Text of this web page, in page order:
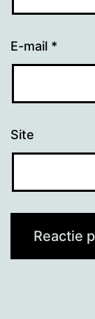
E-mail *
Site